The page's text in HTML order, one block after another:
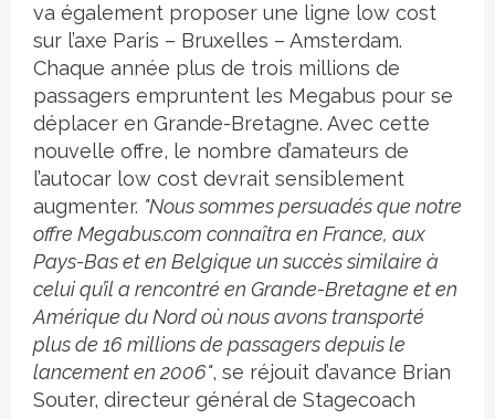
va également proposer une ligne low cost
sur l’axe Paris – Bruxelles – Amsterdam.
Chaque année plus de trois millions de
passagers empruntent les Megabus pour se
déplacer en Grande-Bretagne. Avec cette
nouvelle offre, le nombre d’amateurs de
l’autocar low cost devrait sensiblement
augmenter. "Nous sommes persuadés que notre
offre Megabus.com connaîtra en France, aux
Pays-Bas et en Belgique un succès similaire à
celui qu’il a rencontré en Grande-Bretagne et en
Amérique du Nord où nous avons transporté
plus de 16 millions de passagers depuis le
lancement en 2006", se réjouit d’avance Brian
Souter, directeur général de Stagecoach